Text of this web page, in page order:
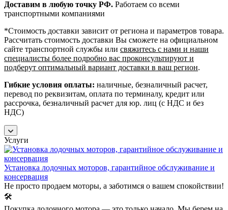
Доставим в любую точку РФ. Работаем со всеми
транспортными компаниями
*Cтоимость доставки зависит от региона и параметров товара.
Рассчитать стоимость доставки Вы сможете на официальном
сайте транспортной службы или свяжитесь с нами и наши
специалисты более подробно вас проконсультируют и
подберут оптимальный вариант доставки в ваш регион.
Гибкие условия оплаты: наличные, безналичный расчет,
перевод по реквизитам, оплата по терминалу, кредит или
рассрочка, безналичный расчет для юр. лиц (с НДС и без
НДС)
Услуги
Установка лодочных моторов, гарантийное обслуживание и
консервация
Не просто продаем моторы, а заботимся о вашем спокойствии!
🛠️